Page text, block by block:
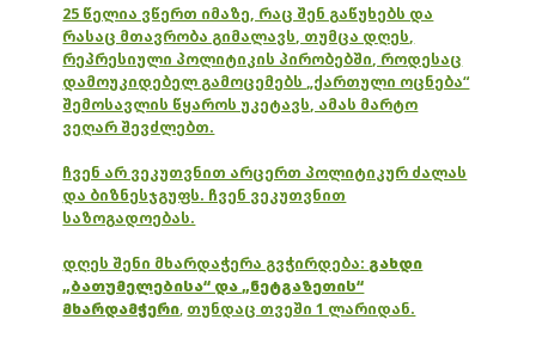
25 წელია ვწერთ იმაზე, რაც შენ გაწუხებს და
რასაც მთავრობა გიმალავს, თუმცა დღეს,
რეპრესიული პოლიტიკის პირობებში, როდესაც
დამოუკიდებელ გამოცემებს „ქართული ოცნება“
შემოსავლის წყაროს უკეტავს, ამას მარტო
ვეღარ შევძლებთ.
ჩვენ არ ვეკუთვნით არცერთ პოლიტიკურ ძალას
და ბიზნესჯგუფს. ჩვენ ვეკუთვნით
საზოგადოებას.
დღეს შენი მხარდაჭერა გვჭირდება: გახდი
„ბათუმელებისა“ და „ნეტგაზეთის“
მხარდამჭერი, თუნდაც თვეში 1 ლარიდან.